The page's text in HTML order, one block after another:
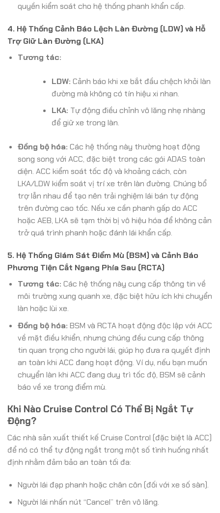
quyền kiểm soát cho hệ thống phanh khẩn cấp.
4. Hệ Thống Cảnh Báo Lệch Làn Đường (LDW) và Hỗ
Trợ Giữ Làn Đường (LKA)
Tương tác:
LDW: Cảnh báo khi xe bắt đầu chệch khỏi làn
đường mà không có tín hiệu xi nhan.
LKA: Tự động điều chỉnh vô lăng nhẹ nhàng
để giữ xe trong làn.
Đồng bộ hóa: Các hệ thống này thường hoạt động
song song với ACC, đặc biệt trong các gói ADAS toàn
diện. ACC kiểm soát tốc độ và khoảng cách, còn
LKA/LDW kiểm soát vị trí xe trên làn đường. Chúng bổ
trợ lẫn nhau để tạo nên trải nghiệm lái bán tự động
trên đường cao tốc. Nếu xe cần phanh gấp do ACC
hoặc AEB, LKA sẽ tạm thời bị vô hiệu hóa để không cản
trở quá trình phanh hoặc đánh lái khẩn cấp.
5. Hệ Thống Giám Sát Điểm Mù (BSM) và Cảnh Báo
Phương Tiện Cắt Ngang Phía Sau (RCTA)
Tương tác: Các hệ thống này cung cấp thông tin về
môi trường xung quanh xe, đặc biệt hữu ích khi chuyển
làn hoặc lùi xe.
Đồng bộ hóa: BSM và RCTA hoạt động độc lập với ACC
về mặt điều khiển, nhưng chúng đều cung cấp thông
tin quan trọng cho người lái, giúp họ đưa ra quyết định
an toàn khi ACC đang hoạt động. Ví dụ, nếu bạn muốn
chuyển làn khi ACC đang duy trì tốc độ, BSM sẽ cảnh
báo về xe trong điểm mù.
Khi Nào Cruise Control Có Thể Bị Ngắt Tự
Động?
Các nhà sản xuất thiết kế Cruise Control (đặc biệt là ACC)
để nó có thể tự động ngắt trong một số tình huống nhất
định nhằm đảm bảo an toàn tối đa:
Người lái đạp phanh hoặc chân côn (đối với xe số sàn).
Người lái nhấn nút “Cancel” trên vô lăng.